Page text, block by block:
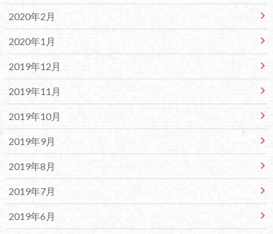
2020年2月
2020年1月
2019年12月
2019年11月
2019年10月
2019年9月
2019年8月
2019年7月
2019年6月